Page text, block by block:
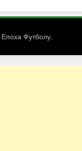
Епоха Футболу.